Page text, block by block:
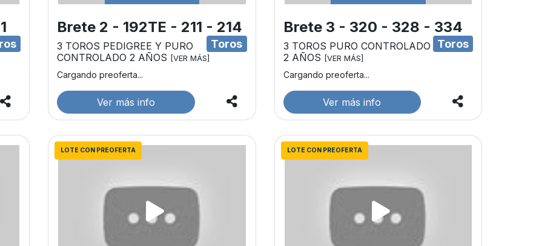
Brete 2 - 192TE - 211 - 214
Toros
3 TOROS PEDIGREE Y PURO
CONTROLADO 2 AÑOS
[VER MÁS]
Cargando preoferta...
Ver más info
Brete 3 - 320 - 328 - 334
Toros
3 TOROS PURO CONTROLADO
2 AÑOS
[VER MÁS]
Cargando preoferta...
Ver más info
LOTE CON PREOFERTA LOTE CON PREOFERTA